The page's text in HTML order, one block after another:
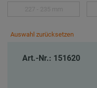
Auswahl zurücksetzen
Art.-Nr.: 151620